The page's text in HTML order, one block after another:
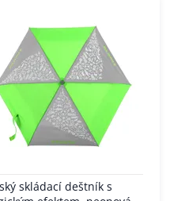
skládací deštník s